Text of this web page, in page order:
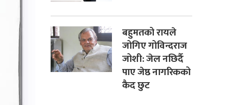
बहुमतको रायले
जोगिए गोविन्दराज
जोशी: जेल नछिर्दै
पाए जेष्ठ नागरिकको
कैद छुट